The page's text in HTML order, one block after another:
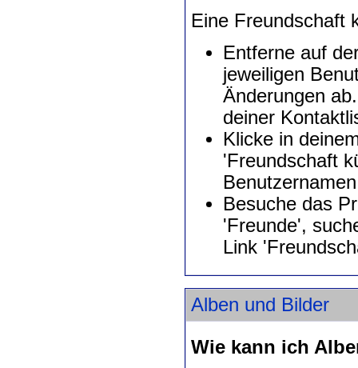
Eine Freundschaft
Entferne auf
jeweiligen
Änderungen
deiner
Klicke in
'Freundschaft
Besuche das
'Freunde',
Link
Alben und Bilder
Wie kann ich